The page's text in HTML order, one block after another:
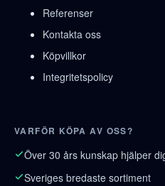
Referenser
Kontakta oss
Köpvillkor
Integritetspolicy
VARFÖR KÖPA AV OSS?
Över 30 års kunskap hjälper
Sveriges bredaste sortiment